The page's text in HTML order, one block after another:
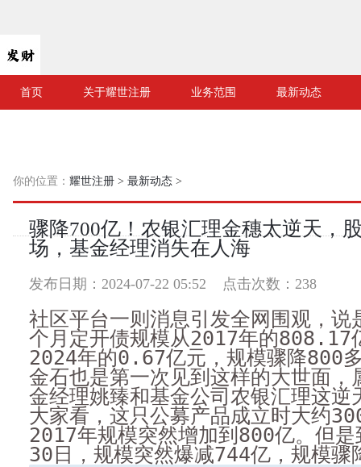
首页 关于耀世注册 业务范围 最新动态
你的位置： 耀世注册 > 最新动态 >
骤降700亿！农银汇理金穗太逆天，
场，基金经理消失在人海
发布日期：2024-07-22 05:52 点击次数：238
社区平台一则消息引发全网围观，说
个月定开债规模从2017年的808.17
2024年的0.67亿元，规模骤降800
金石也是第一次见到这样的大世面，
金经理姚臻和基金公司农银汇理这逆
大家看，这只公募产品成立时大约
2017年规模突然增加到800亿。但
30日，规模突然爆减744亿，规模骤